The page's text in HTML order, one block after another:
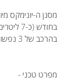
בחודש
בהרכב של 3 נפשות ומעלה.
מפרט טכני -